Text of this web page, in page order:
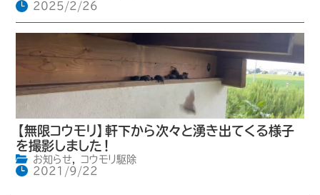
2025/2/26
【無限コウモリ】軒下から次々と湧き出てくる様子
を撮影しました！
お知らせ,
コウモリ駆除
2021/9/22